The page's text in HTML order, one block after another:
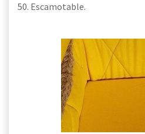
50. Escamotable.